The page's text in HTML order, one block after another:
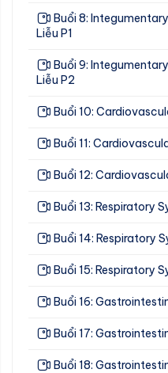
Buổi 8:
Liễu P1
Buổi 9:
Liễu P2
Buổi 10:
Buổi 11:
Buổi 12:
Buổi 13: Respiratory
Buổi 14: Respiratory
Buổi 15: Respiratory
Buổi 16:
Buổi 17:
Buổi 18: